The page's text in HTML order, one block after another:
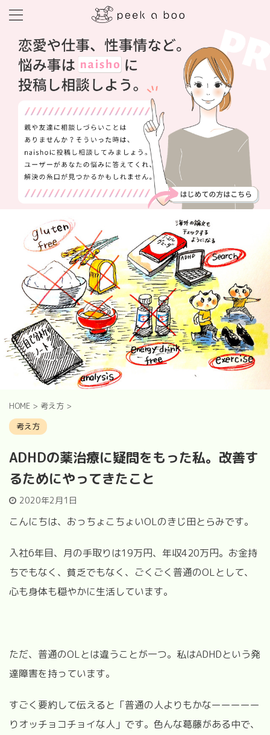
HOME > 考え方 >
考え方
ADHDの薬治療に疑問をもった私。改善す
るためにやってきたこと
2020年2月1日
こんにちは、おっちょこちょいOLのきじ田とらみです。
入社6年目、月の手取りは19万円、年収420万円。お金持
ちでもなく、貧乏でもなく、ごくごく普通のOLとして、
心も身体も穏やかに生活しています。
ただ、普通のOLとは違うことが一つ。 私はADHDという発
達障害を持っています。
すごく要約して伝えると「普通の人よりもかなーーーーー
りオッチョコチョイな人」です。色んな葛藤がある中で、